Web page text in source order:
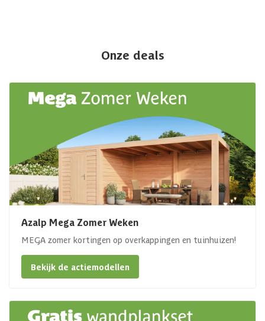
Onze deals
Azalp Mega Zomer Weken
MEGA zomer kortingen op overkappingen en tuinhuizen!
Bekijk de actiemodellen